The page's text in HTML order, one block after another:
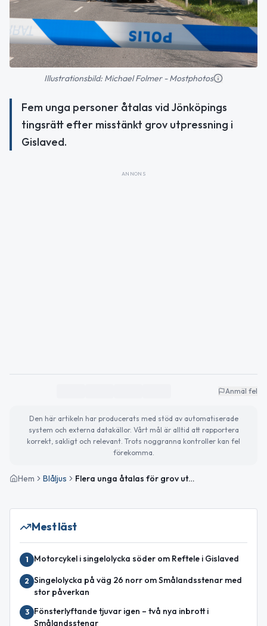
Illustrationsbild: Michael Folmer - Mostphotos
Fem unga personer åtalas vid Jönköpings
tingsrätt efter misstänkt grov utpressning i
Gislaved.
ANNONS
Anmäl fel
Den här artikeln har producerats med stöd av automatiserade
system och externa datakällor. Vårt mål är alltid att rapportera
korrekt, sakligt och relevant. Trots noggranna kontroller kan fel
förekomma.
Hem Blåljus Flera unga åtalas för grov utpressning i Gislaved
Mest läst
1 Motorcykel i singelolycka söder om Reftele i Gislaved
2 Singelolycka på väg 26 norr om Smålandsstenar med
stor påverkan
3
Fönsterlyftande tjuvar igen – två nya inbrott i
Smålandsstenar